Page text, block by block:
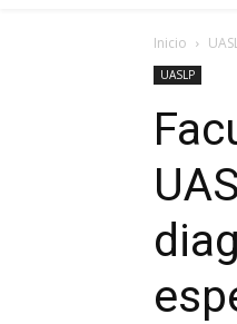
Inicio
UASLP